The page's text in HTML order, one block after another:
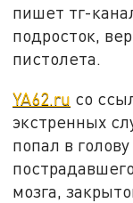
пишет тг-
подросток,
пистолета.
YA62.ru со
экстренных
попал в
мозга,